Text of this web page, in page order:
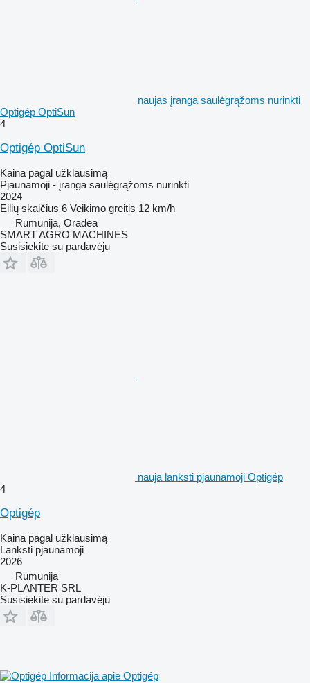
naujas įranga saulėgrąžoms nurinkti
Optigép OptiSun
4
Optigép OptiSun
Kaina pagal užklausimą
Pjaunamoji - įranga saulėgrąžoms nurinkti
2024
Eilių skaičius 6 Veikimo greitis 12 km/h
Rumunija, Oradea
SMART AGRO MACHINES
Susisiekite su pardavėju
nauja lanksti pjaunamoji Optigép
4
Optigép
Kaina pagal užklausimą
Lanksti pjaunamoji
2026
Rumunija
K-PLANTER SRL
Susisiekite su pardavėju
Informacija apie Optigép